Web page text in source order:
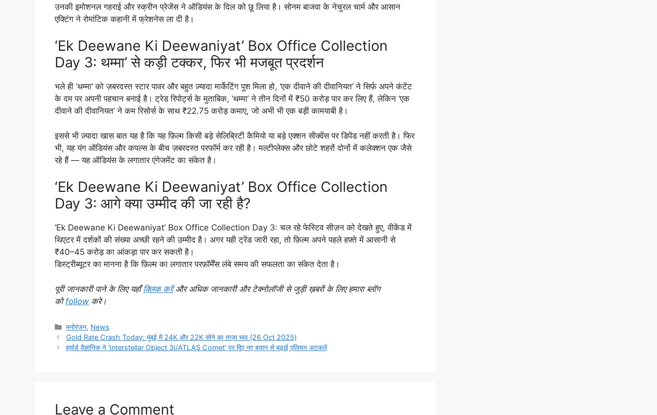
उनकी इमोशनल गहराई और स्क्रीन प्रेजेंस ने ऑडियंस के दिल को छू लिया है। सोनम बाजवा के नेचुरल चार्म और आसान
एक्टिंग ने रोमांटिक कहानी में फ्रेशनेस ला दी है।
‘Ek Deewane Ki Deewaniyat’ Box Office Collection
Day 3: थम्मा’ से कड़ी टक्कर, फिर भी मजबूत प्रदर्शन
भले ही ‘थम्मा’ को ज़बरदस्त स्टार पावर और बहुत ज़्यादा मार्केटिंग पुश मिला हो, ‘एक दीवाने की दीवानियत’ ने सिर्फ़ अपने कंटेंट
के दम पर अपनी पहचान बनाई है। ट्रेड रिपोर्ट्स के मुताबिक, ‘थम्मा’ ने तीन दिनों में ₹50 करोड़ पार कर लिए हैं, लेकिन ‘एक
दीवाने की दीवानियत’ ने कम रिसोर्स के साथ ₹22.75 करोड़ कमाए, जो अभी भी एक बड़ी कामयाबी है।
इससे भी ज़्यादा खास बात यह है कि यह फ़िल्म किसी बड़े सेलिब्रिटी कैमियो या बड़े एक्शन सीक्वेंस पर डिपेंड नहीं करती है। फिर
भी, यह यंग ऑडियंस और कपल्स के बीच ज़बरदस्त परफॉर्म कर रही है। मल्टीप्लेक्स और छोटे शहरों दोनों में कलेक्शन एक जैसे
रहे हैं — यह ऑडियंस के लगातार एंगेजमेंट का संकेत है।
‘Ek Deewane Ki Deewaniyat’ Box Office Collection
Day 3: आगे क्या उम्मीद की जा रही है?
‘Ek Deewane Ki Deewaniyat’ Box Office Collection Day 3: चल रहे फेस्टिव सीज़न को देखते हुए, वीकेंड में
थिएटर में दर्शकों की संख्या अच्छी रहने की उम्मीद है। अगर यही ट्रेंड जारी रहा, तो फ़िल्म अपने पहले हफ़्ते में आसानी से
₹40–45 करोड़ का आंकड़ा पार कर सकती है।
डिस्ट्रीब्यूटर का मानना ​​है कि फ़िल्म का लगातार परफ़ॉर्मेंस लंबे समय की सफलता का संकेत देता है।
पूरी जानकारी पाने के लिए यहाँक्लिक करेंऔर अधिक जानकारी और टेक्नोलॉजी से जुड़ी ख़बरों के लिए हमारा ब्लॉग
कोfollow करे।
C
a
t
e
मनोरंजन, News
Gold Rate Crash Today: मुंबई में 24K और 22K सोने का ताज़ा भाव (26 Oct 2025)
हार्वर्ड वैज्ञानिक ने ‘Interstellar Object 3I/ATLAS Comet’ पर दिए नए बयान से बढ़ाई एलियन अटकलें
Leave a Comment